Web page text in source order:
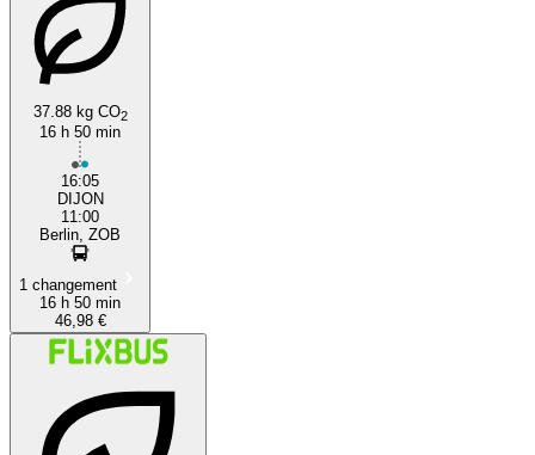
37.88 kg CO2
16 h 50 min
16:05
DIJON
11:00
Berlin, ZOB
1 changement
16 h 50 min
46,98 €